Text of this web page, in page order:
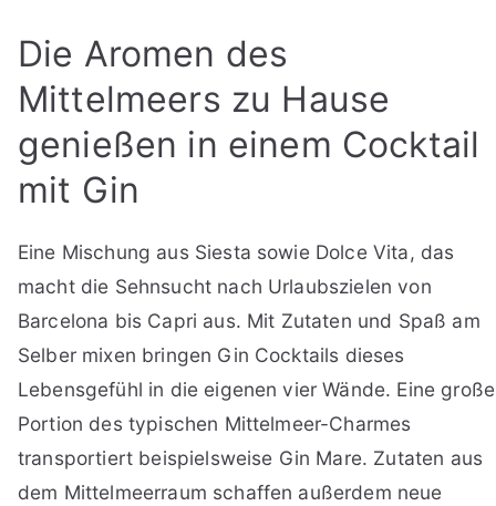
Die Aromen des
Mittelmeers zu Hause
genießen in einem Cocktail
mit Gin
Eine Mischung aus Siesta sowie Dolce Vita, das
macht die Sehnsucht nach Urlaubszielen von
Barcelona bis Capri aus. Mit Zutaten und Spaß am
Selber mixen bringen Gin Cocktails dieses
Lebensgefühl in die eigenen vier Wände. Eine große
Portion des typischen Mittelmeer-Charmes
transportiert beispielsweise Gin Mare. Zutaten aus
dem Mittelmeerraum schaffen außerdem neue